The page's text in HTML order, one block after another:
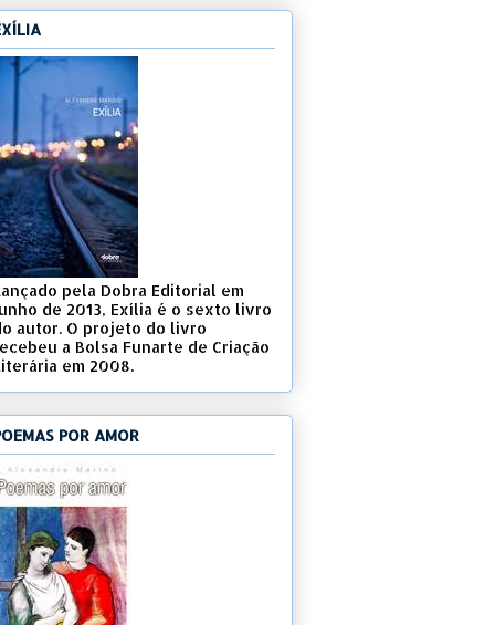
pela Dobra Editorial em
de 2013, Exília é o sexto livro
autor. O projeto do livro
a Bolsa Funarte de Criação
em 2008.
POR AMOR